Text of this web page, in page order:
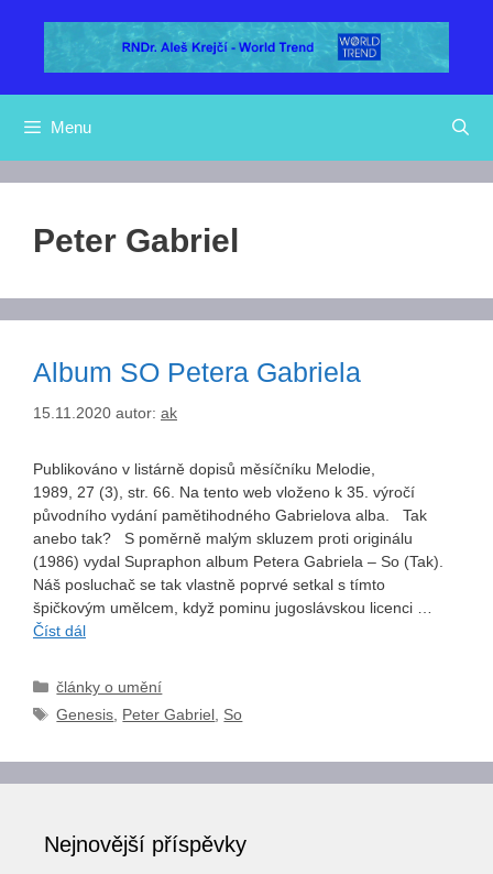
Menu
Peter Gabriel
Album SO Petera Gabriela
15.11.2020 autor: ak
Publikováno v listárně dopisů měsíčníku Melodie,
1989, 27 (3), str. 66. Na tento web vloženo k 35. výročí
původního vydání pamětihodného Gabrielova alba. Tak
anebo tak? S poměrně malým skluzem proti originálu
(1986) vydal Supraphon album Petera Gabriela – So (Tak).
Náš posluchač se tak vlastně poprvé setkal s tímto
špičkovým umělcem, když pominu jugoslávskou licenci …
Číst dál
Rubriky
články o umění
Štítky
Genesis, Peter Gabriel, So
Nejnovější příspěvky